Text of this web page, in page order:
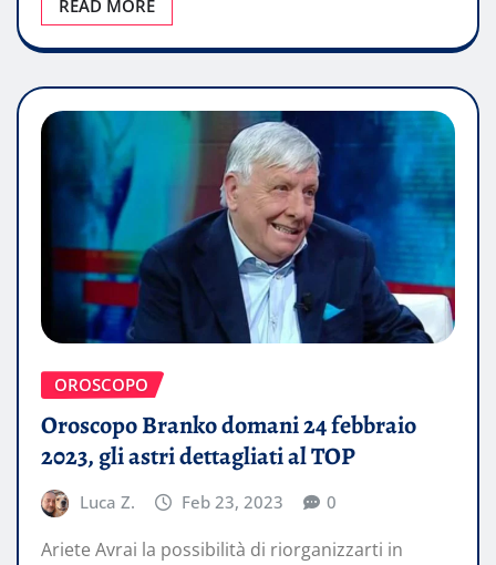
READ MORE
OROSCOPO
Oroscopo Branko domani 24 febbraio
2023, gli astri dettagliati al TOP
Luca Z. Feb 23, 2023 0
Ariete Avrai la possibilità di riorganizzarti in